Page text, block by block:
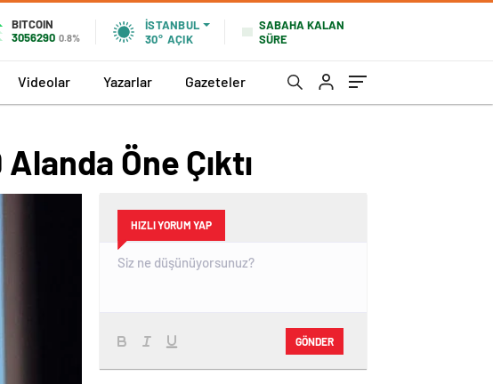
BITCOIN
3056290 0.8%
İSTANBUL
30° AÇIK
SABAHA KALAN
SÜRE
Videolar Yazarlar Gazeteler
Öne Çıktı
HIZLI YORUM YAP
GÖNDER